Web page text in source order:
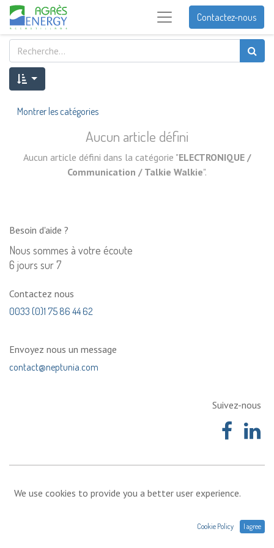
Contactez-nous
Montrer les catégories
Aucun article défini
Aucun article défini dans la catégorie "ELECTRONIQUE /
Communication / Talkie Walkie".
Besoin d'aide ?
Nous sommes à votre écoute
6 jours sur 7
Contactez nous
0033 (0)1 75 86 44 62
Envoyez nous un message
contact@neptunia.com
Suivez-nous
We use cookies to provide you a better user experience.
Cookie Policy I agree